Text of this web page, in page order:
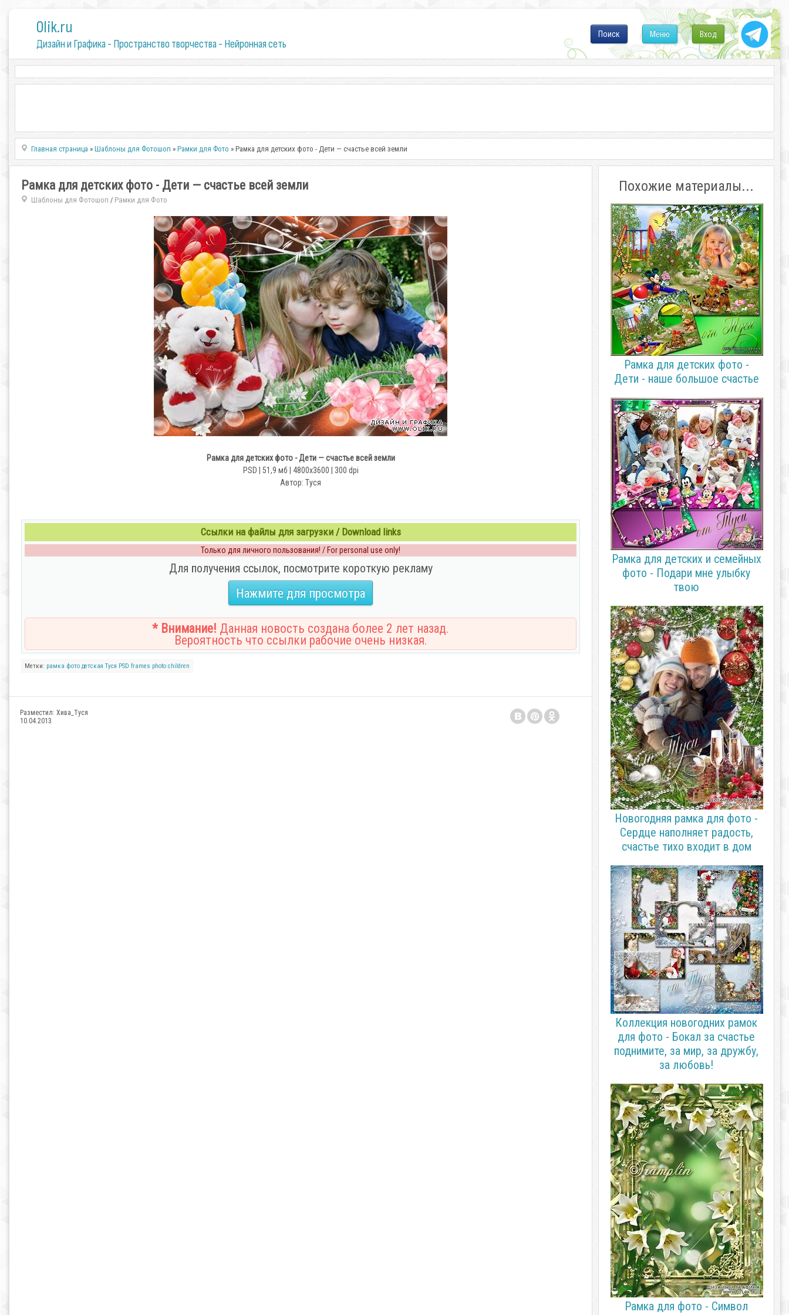
0lik.ru
Дизайн и Графика - Пространство творчества - Нейронная сеть
Вход
Меню
Поиск
Главная страница »Шаблоны для Фотошоп »Рамки для Фото » Рамка для детских фото - Дети — счастье всей земли
Рамка для детских фото - Дети — счастье всей земли
Шаблоны для Фотошоп / Рамки для Фото
Рамка для детских фото - Дети — счастье всей земли
PSD | 51,9 мб | 4800х3600 | 300 dpi
Автор: Туся
Ссылки на файлы для загрузки / Download links
Только для личного пользования! / For personal use only!
Для получения ссылок, посмотрите короткую рекламу
Нажмите для просмотра
* Внимание! Данная новость создана более 2 лет назад.
Вероятность что ссылки рабочие очень низкая.
Метки: рамка фото детская Туся PSD frames photo children
Разместил: Хива_Туся
10.04.2013
Похожие материалы...
Рамка для детских фото -
Дети - наше большое счастье
Рамка для детских и семейных
фото - Подари мне улыбку
твою
Новогодняя рамка для фото -
Сердце наполняет радость,
счастье тихо входит в дом
Коллекция новогодних рамок
для фото - Бокал за счастье
поднимите, за мир, за дружбу,
за любовь!
Рамка для фото - Символ